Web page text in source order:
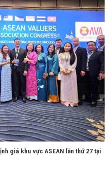
giá khu vực ASEAN lần thứ 27 tại